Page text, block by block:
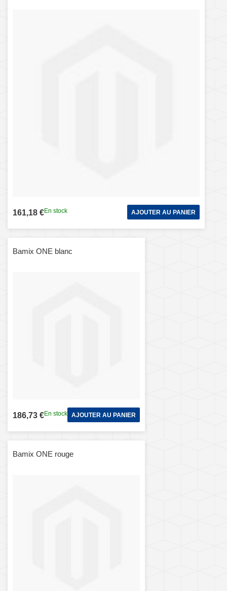
161,18 €En stock AJOUTER AU PANIER
Bamix ONE blanc
186,73 €En stock AJOUTER AU PANIER
Bamix ONE rouge